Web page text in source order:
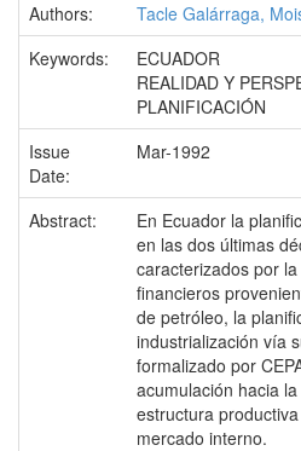
Authors:
Tacle Galárraga,
Keywords:
ECUADOR
REALIDAD Y
PLANIFICACIÓN
Issue
Date:
Mar-1992
Abstract:
En Ecuador la
en las dos últimas
caracterizados por
financieros
de petróleo, la
industrialización vía
formalizado por
acumulación hacia
estructura
mercado interno.